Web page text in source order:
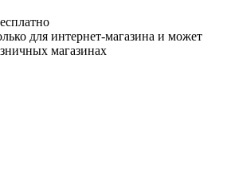
для интернет-магазина и может
магазинах